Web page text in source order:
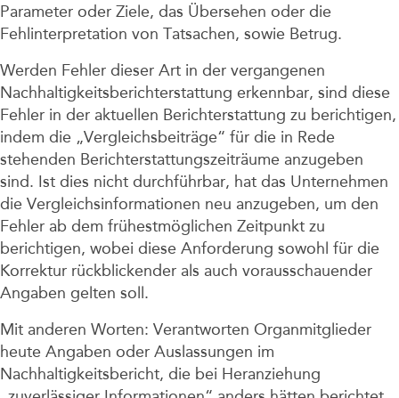
Parameter oder Ziele, das Übersehen oder die
Fehlinterpretation von Tatsachen, sowie Betrug.
Werden Fehler dieser Art in der vergangenen
Nachhaltigkeitsberichterstattung erkennbar, sind diese
Fehler in der aktuellen Berichterstattung zu berichtigen,
indem die „Vergleichsbeiträge“ für die in Rede
stehenden Berichterstattungszeiträume anzugeben
sind. Ist dies nicht durchführbar, hat das Unternehmen
die Vergleichsinformationen neu anzugeben, um den
Fehler ab dem frühestmöglichen Zeitpunkt zu
berichtigen, wobei diese Anforderung sowohl für die
Korrektur rückblickender als auch vorausschauender
Angaben gelten soll.
Mit anderen Worten: Verantworten Organmitglieder
heute Angaben oder Auslassungen im
Nachhaltigkeitsbericht, die bei Heranziehung